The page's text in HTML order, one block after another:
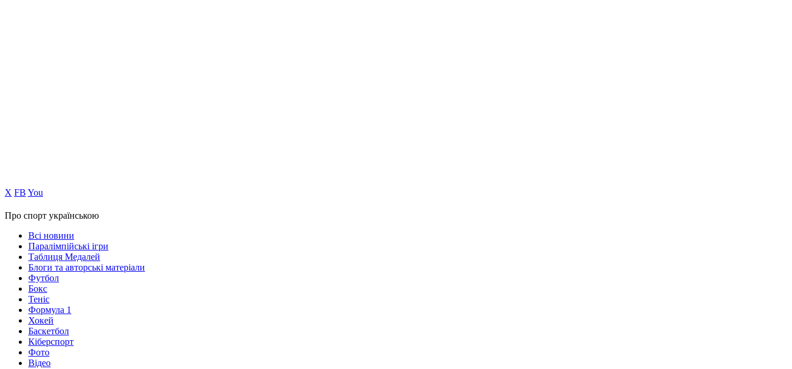
Х FB You
Про спорт українською
Всі новини
Паралімпійські ігри
Таблиця Медалей
Блоги та авторські матеріали
Футбол
Бокс
Теніс
Формула 1
Хокей
Баскетбол
Кіберспорт
Фото
Відео